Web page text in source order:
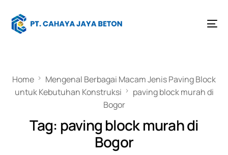
Home
Mengenal Berbagai Macam Jenis Paving Block
untuk Kebutuhan Konstruksi
paving block murah di
Bogor
Tag: paving block murah di
Bogor